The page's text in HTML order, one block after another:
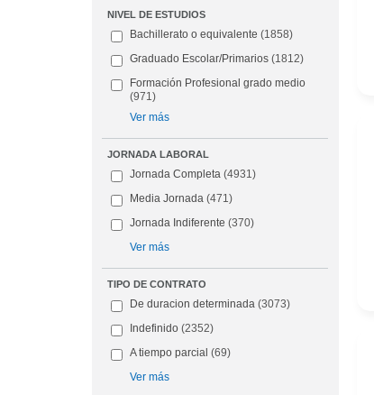
NIVEL DE ESTUDIOS
Bachillerato o equivalente (1858)
Graduado Escolar/Primarios (1812)
Formación Profesional grado medio
(971)
Ver más
JORNADA LABORAL
Jornada Completa (4931)
Media Jornada (471)
Jornada Indiferente (370)
Ver más
TIPO DE CONTRATO
De duracion determinada (3073)
Indefinido (2352)
A tiempo parcial (69)
Ver más